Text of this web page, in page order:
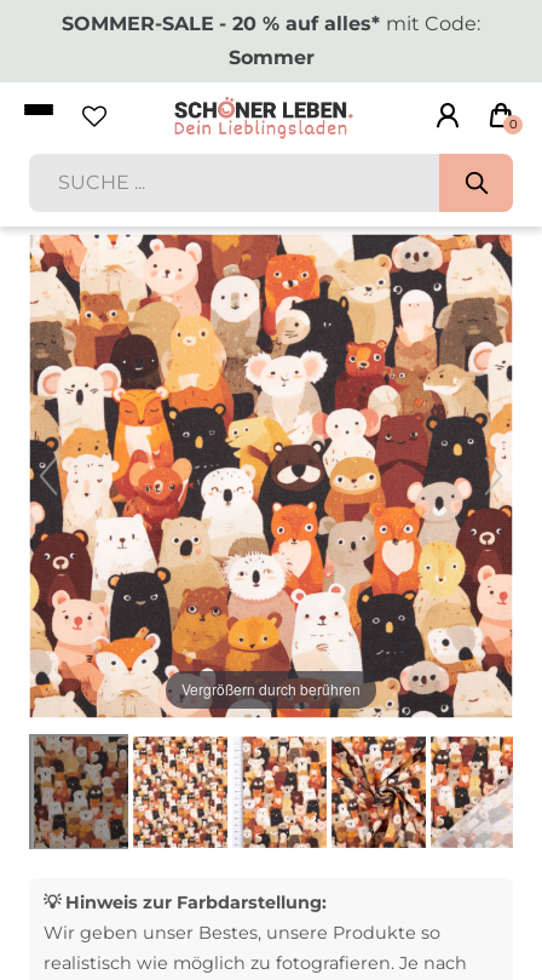
SOMMER-SALE - 20 % auf alles* mit Code:
Sommer
0
Vergrößern durch berühren
💡 Hinweis zur Farbdarstellung:
Wir geben unser Bestes, unsere Produkte so
realistisch wie möglich zu fotografieren. Je nach